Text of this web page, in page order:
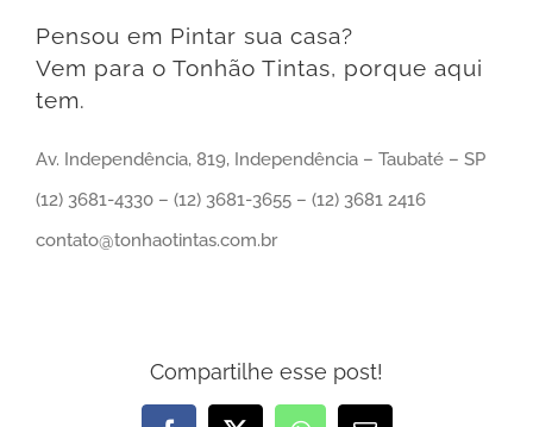
Pensou em Pintar sua casa?
Vem para o Tonhão Tintas, porque aqui
tem.
Av. Independência, 819, Independência – Taubaté – SP
(12) 3681-4330 – (12) 3681-3655 – (12) 3681 2416
contato@tonhaotintas.com.br
Compartilhe esse post!